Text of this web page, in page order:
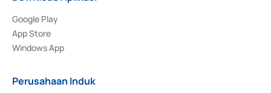
Google Play
App Store
Windows App
Perusahaan Induk